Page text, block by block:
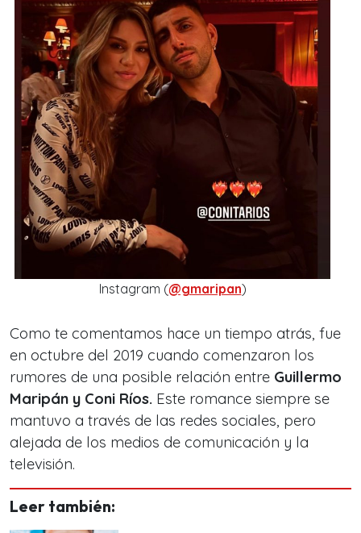
Instagram (@gmaripan)
Como te comentamos hace un tiempo atrás, fue
en octubre del 2019 cuando comenzaron los
rumores de una posible relación entre Guillermo
Maripán y Coni Ríos. Este romance siempre se
mantuvo a través de las redes sociales, pero
alejada de los medios de comunicación y la
televisión.
Leer también: